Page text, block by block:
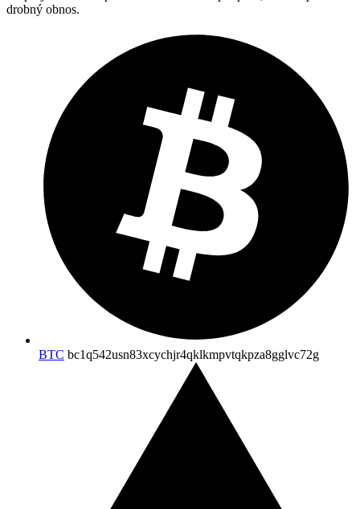
drobný obnos.
BTC bc1q542usn83xcychjr4qklkmpvtqkpza8gglvc72g